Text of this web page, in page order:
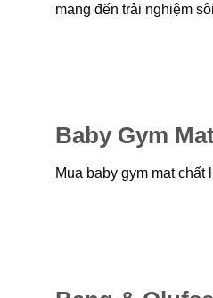
mang đến trải nghiệm
Baby Gym
Mua baby gym mat